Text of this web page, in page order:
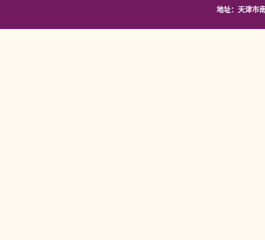
地址：天津市